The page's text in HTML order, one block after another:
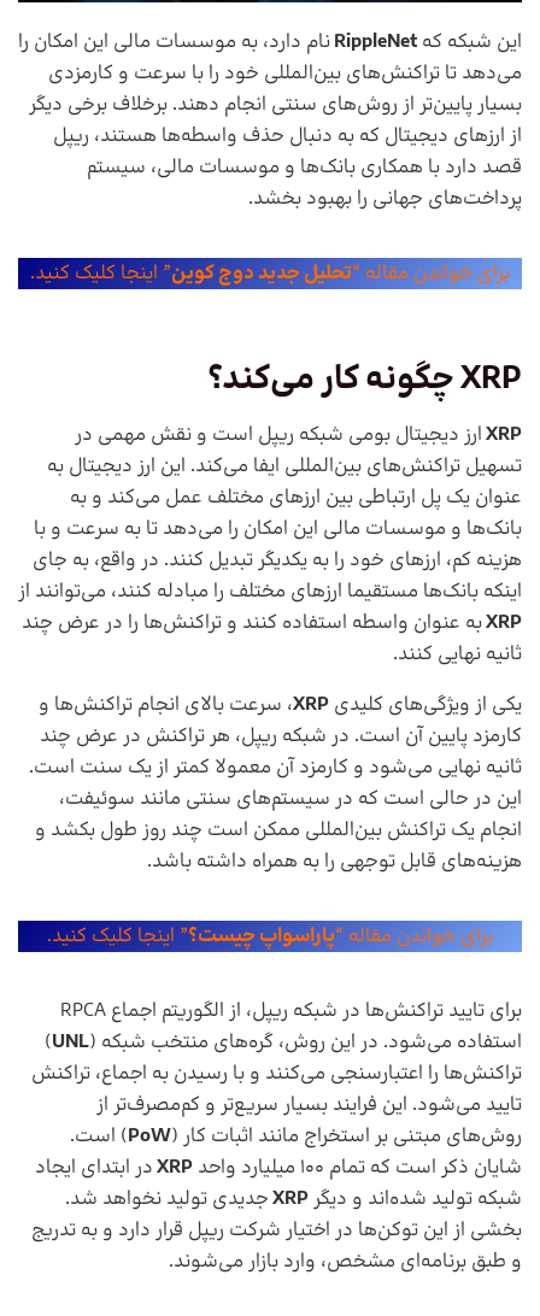
این شبکه که RippleNetنام دارد، به موسسات مالی این امکان را
می‌دهد تا تراکنش‌های بین‌المللی خود را با سرعت و کارمزدی
بسیار پایین‌تر از روش‌های سنتی انجام دهند. برخلاف برخی دیگر
از ارزهای دیجیتال که به دنبال حذف واسطه‌ها هستند، ریپل
قصد دارد با همکاری بانک‌ها و موسسات مالی، سیستم
پرداخت‌های جهانی را بهبود بخشد.
برای خواندن مقاله “تحلیل جدید دوج کوین” اینجا کلیک کنید.
XRPچگونه کار می‌کند؟
XRPارز دیجیتال بومی شبکه ریپل است و نقش مهمی در
تسهیل تراکنش‌های بین‌المللی ایفا می‌کند. این ارز دیجیتال به
عنوان یک پل ارتباطی بین ارزهای مختلف عمل می‌کند و به
بانک‌ها و موسسات مالی این امکان را می‌دهد تا به سرعت و با
هزینه کم، ارزهای خود را به یکدیگر تبدیل کنند. در واقع، به جای
اینکه بانک‌ها مستقیما ارزهای مختلف را مبادله کنند، می‌توانند از
XRPبه عنوان واسطه استفاده کنند و تراکنش‌ها را در عرض چند
ثانیه نهایی کنند.
یکی از ویژگی‌های کلیدی XRP، سرعت بالای انجام تراکنش‌ها و
کارمزد پایین آن است. در شبکه ریپل، هر تراکنش در عرض چند
ثانیه نهایی می‌شود و کارمزد آن معمولا کمتر از یک سنت است.
این در حالی است که در سیستم‌های سنتی مانند سوئیفت،
انجام یک تراکنش بین‌المللی ممکن است چند روز طول بکشد و
هزینه‌های قابل توجهی را به همراه داشته باشد.
برای خواندن مقاله “پاراسواپ چیست؟” اینجا کلیک کنید.
برای تایید تراکنش‌ها در شبکه ریپل، از الگوریتم اجماع RPCA
استفاده می‌شود. در این روش، گره‌های منتخب شبکه (UNL
)
تراکنش‌ها را اعتبارسنجی می‌کنند و با رسیدن به اجماع، تراکنش
تایید می‌شود. این فرایند بسیار سریع‌تر و کم‌مصرف‌تر از
روش‌های مبتنی بر استخراج مانند اثبات کار (PoW) است.
شایان ذکر است که تمام 100 میلیارد واحد
XRPدر ابتدای ایجاد
شبکه تولید شده‌اند و دیگر XRPجدیدی تولید نخواهد شد.
بخشی از این توکن‌ها در اختیار شرکت ریپل قرار دارد و به تدریج
و طبق برنامه‌ای مشخص، وارد بازار می‌شوند.